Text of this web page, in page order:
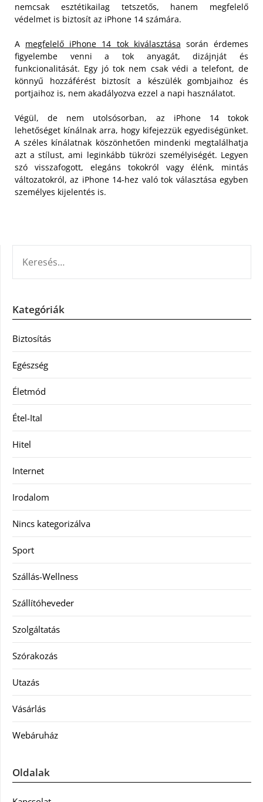
nemcsak esztétikailag tetszetős, hanem megfelelő
védelmet is biztosít az iPhone 14 számára.
A megfelelő iPhone 14 tok kiválasztása során érdemes
figyelembe venni a tok anyagát, dizájnját és
funkcionalitását. Egy jó tok nem csak védi a telefont, de
könnyű hozzáférést biztosít a készülék gombjaihoz és
portjaihoz is, nem akadályozva ezzel a napi használatot.
Végül, de nem utolsósorban, az iPhone 14 tokok
lehetőséget kínálnak arra, hogy kifejezzük egyediségünket.
A széles kínálatnak köszönhetően mindenki megtalálhatja
azt a stílust, ami leginkább tükrözi személyiségét. Legyen
szó visszafogott, elegáns tokokról vagy élénk, mintás
változatokról, az iPhone 14-hez való tok választása egyben
személyes kijelentés is.
Kategóriák
Biztosítás
Egészség
Életmód
Étel-Ital
Hitel
Internet
Irodalom
Nincs kategorizálva
Sport
Szállás-Wellness
Szállítóheveder
Szolgáltatás
Szórakozás
Utazás
Vásárlás
Webáruház
Oldalak